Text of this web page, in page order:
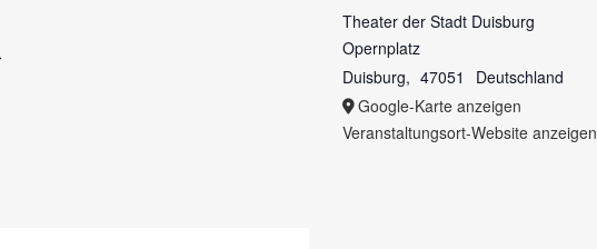
Theater der Stadt Duisburg
Opernplatz
Duisburg, 47051
Deutschland
Google-Karte anzeigen
Veranstaltungsort-Website anzeigen